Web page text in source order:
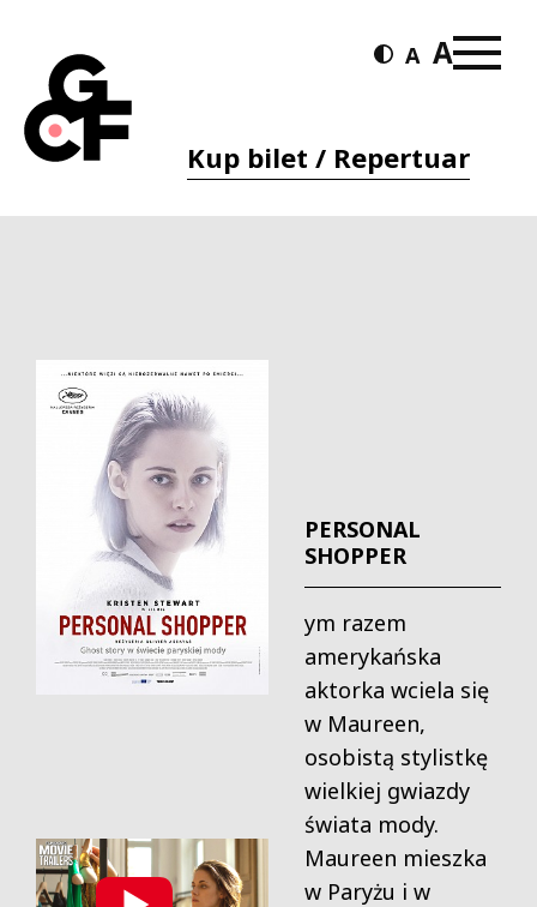
Kup bilet / Repertuar
PERSONAL
SHOPPER
ym razem
amerykańska
aktorka wciela się
w Maureen,
osobistą stylistkę
wielkiej gwiazdy
świata mody.
Maureen mieszka
w Paryżu i w